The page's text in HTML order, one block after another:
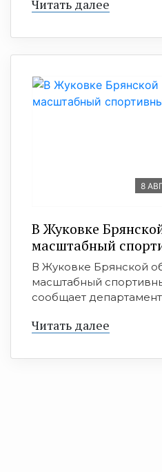
Читать далее
8
В Жуковке
масштабный
В Жуковке Брянской
масштабный
сообщает
Читать далее